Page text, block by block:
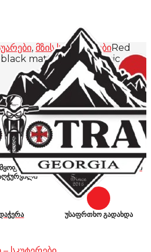
, მზის სათვალეებიRed
black matt/photochromic
დაფუძნებულია თბილისში
უსაფრთხო გადახდა